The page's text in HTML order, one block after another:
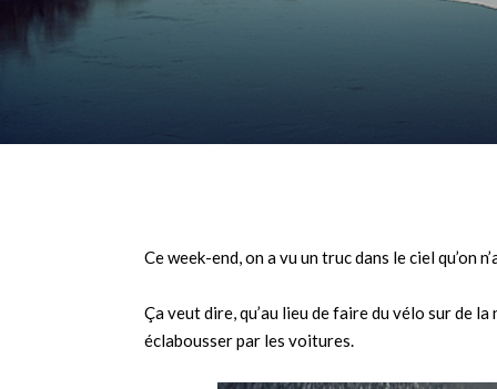
Ce week-end, on a vu un truc dans le ciel qu’on
Ça veut dire, qu’au lieu de faire du vélo sur de
éclabousser par les voitures.